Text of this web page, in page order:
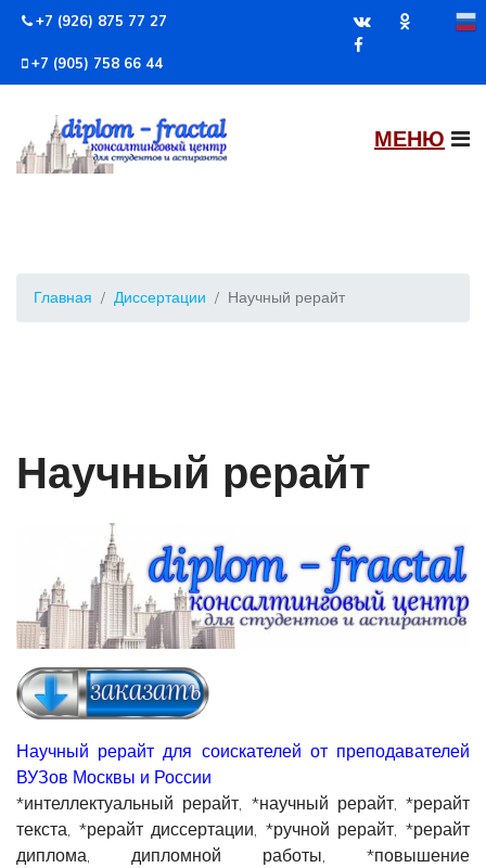
+7 (926) 875 77 27
+7 (905) 758 66 44
Главная Диссертации Научный рерайт
Научный рерайт
Научный рерайт для соискателей от преподавателей
ВУЗов Москвы и России
*интеллектуальный рерайт, *научный рерайт, *рерайт
текста, *рерайт диссертации, *ручной рерайт, *рерайт
диплома, дипломной работы, *повышение